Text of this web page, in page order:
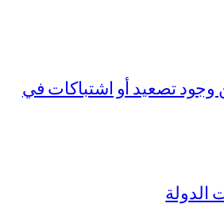
تصعيد أو اشتباكات في
الدولة